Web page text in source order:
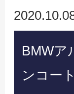
BMWア
ンコー